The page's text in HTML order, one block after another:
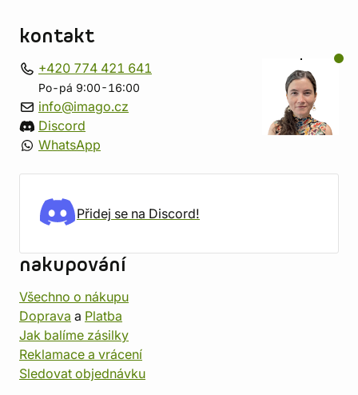
kontakt
+420 774 421 641
Po-pá 9:00-16:00
info@imago.cz
Discord
WhatsApp
Přidej se na Discord!
nakupování
Všechno o nákupu
Doprava a Platba
Jak balíme zásilky
Reklamace a vrácení
Sledovat objednávku